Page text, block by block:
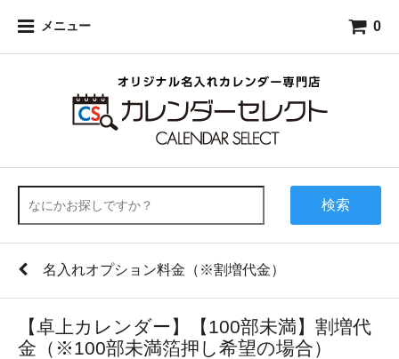
メニュー 0
検索
名入れオプション料金（※割増代金）
【卓上カレンダー】【100部未満】割増代
金（※100部未満箔押し希望の場合）